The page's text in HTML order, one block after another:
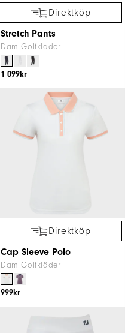
Direktköp
Stretch Pants
Dam Golfkläder
1 099kr
Direktköp
Cap Sleeve Polo
Dam Golfkläder
999kr